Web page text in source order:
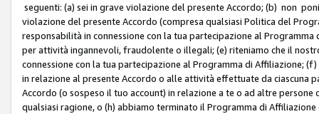
seguenti: (a) sei in grave violazione del presente Accordo; (b) non
violazione del presente Accordo (compresa qualsiasi Politica del
responsabilità in connessione con la tua partecipazione al
per attività ingannevoli, fraudolente o illegali; (e) riteniamo che il
connessione con la tua partecipazione al Programma di Affiliazione;
in relazione al presente Accordo o alle attività effettuate da ciascuna
Accordo (o sospeso il tuo account) in relazione a te o ad altre
qualsiasi ragione, o (h) abbiamo terminato il Programma di